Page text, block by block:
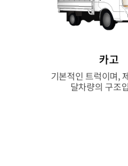
카고
기본적인 트럭이며,
달차량의 구조